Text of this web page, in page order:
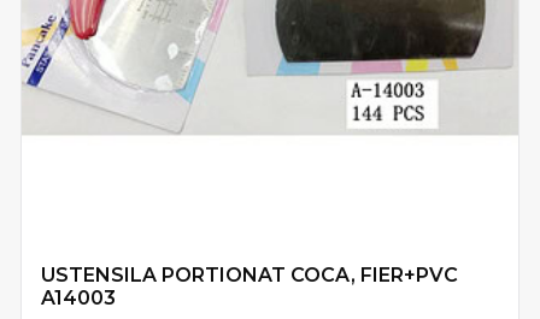
USTENSILA PORTIONAT COCA, FIER+PVC
A14003